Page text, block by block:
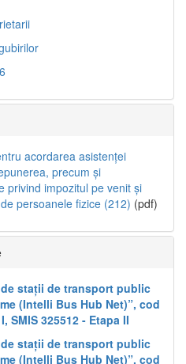
acordarea asistenței
precum și
privind impozitul pe venit și
persoanele fizice (212) (pdf)
stații de transport public
(Intelli Bus Hub Net)”, cod
SMIS 325512 - Etapa II
stații de transport public
(Intelli Bus Hub Net)”, cod